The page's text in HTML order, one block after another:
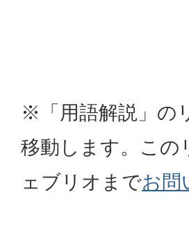
※「用語解説」の
移動します。この
ェブリオまでお問